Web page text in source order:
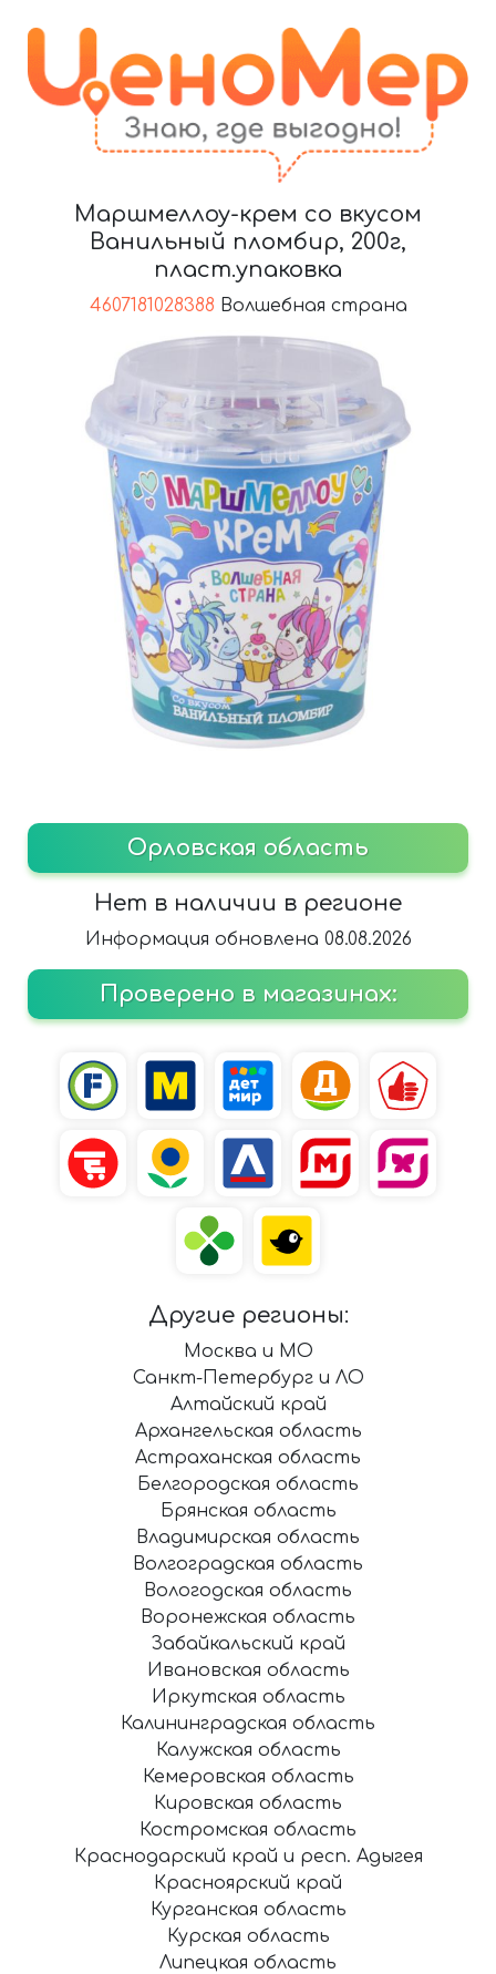
Маршмеллоу-крем со вкусом
Ванильный пломбир, 200г,
пласт.упаковка
4607181028388 Волшебная страна
Орловская область
Нет в наличии в регионе
Информация обновлена 08.08.2026
Проверено в магазинах:
Другие регионы:
Москва и МО
Санкт-Петербург и ЛО
Алтайский край
Архангельская область
Астраханская область
Белгородская область
Брянская область
Владимирская область
Волгоградская область
Вологодская область
Воронежская область
Забайкальский край
Ивановская область
Иркутская область
Калининградская область
Калужская область
Кемеровская область
Кировская область
Костромская область
Краснодарский край и респ. Адыгея
Красноярский край
Курганская область
Курская область
Липецкая область